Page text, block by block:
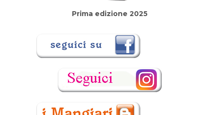
Prima edizione 2025